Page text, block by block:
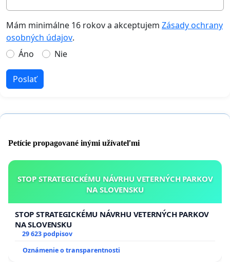
Mám minimálne 16 rokov a akceptujem Zásady ochrany
osobných údajov.
Áno
Nie
Poslať
Petície propagované inými užívateľmi
STOP STRATEGICKÉMU NÁVRHU VETERNÝCH PARKOV
NA SLOVENSKU
STOP STRATEGICKÉMU NÁVRHU VETERNÝCH PARKOV
NA SLOVENSKU
29 623 podpisov
Oznámenie o transparentnosti